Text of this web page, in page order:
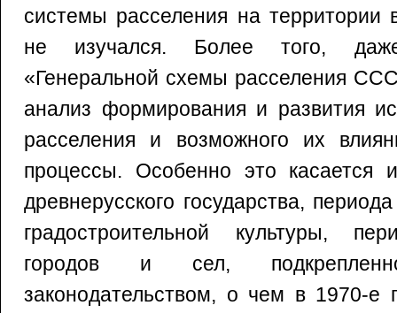
системы расселения на территории
не изучался. Более того,
«Генеральной схемы расселения
анализ формирования и развития
расселения и возможного их
процессы. Особенно это касается
древнерусского государства,
градостроительной культуры,
городов и сел,
законодательством, о чем в 1970-е